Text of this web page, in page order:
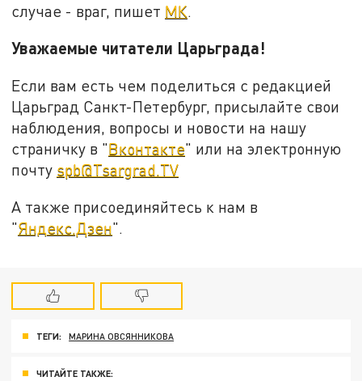
случае - враг, пишет МК
Уважаемые читатели Царьграда!
Если вам есть чем поделиться с редакцией
Царьград Санкт-Петербург, присылайте свои
наблюдения, вопросы и новости на нашу
страничку в "Вконтакте" или на электронную
почту spb@Tsargrad.TV
А также присоединяйтесь к нам в
"Яндекс.Дзен".
ТЕГИ: МАРИНА ОВСЯННИКОВА
ЧИТАЙТЕ ТАКЖЕ: